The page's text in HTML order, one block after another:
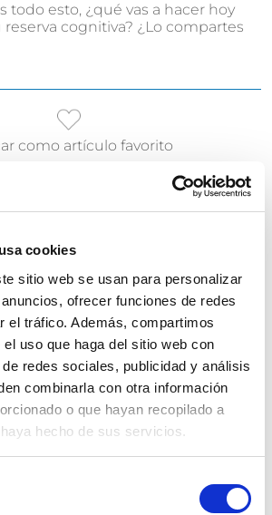
cookies
sitio web se usan para personalizar
ofrecer funciones de redes
el tráfico. Además, compartimos
uso que haga del sitio web con
redes sociales, publicidad y análisis
combinarla con otra información
o que hayan recopilado a
hecho de sus servicios.
todo esto, ¿qué vas a hacer hoy
cognitiva? ¿Lo compartes
como artículo favorito